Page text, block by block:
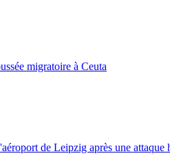
migratoire à Ceuta
de Leipzig après une attaque